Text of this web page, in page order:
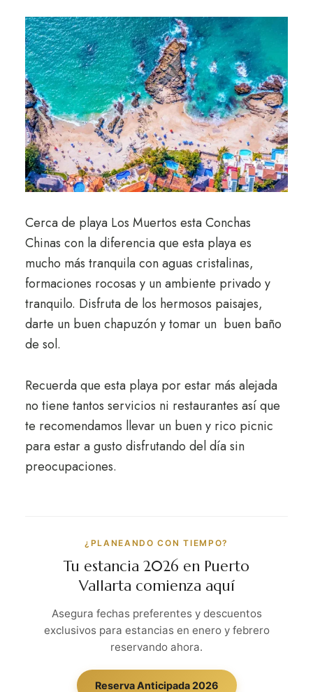
Cerca de playa Los Muertos esta Conchas
Chinas con la diferencia que esta playa es
mucho más tranquila con aguas cristalinas,
formaciones rocosas y un ambiente privado y
tranquilo. Disfruta de los hermosos paisajes,
darte un buen chapuzón y tomar un buen baño
de sol.
Recuerda que esta playa por estar más alejada
no tiene tantos servicios ni restaurantes así que
te recomendamos llevar un buen y rico picnic
para estar a gusto disfrutando del día sin
preocupaciones.
¿PLANEANDO CON TIEMPO?
Tu estancia 2026 en Puerto
Vallarta comienza aquí
Asegura fechas preferentes y descuentos
exclusivos para estancias en enero y febrero
reservando ahora.
Reserva Anticipada 2026